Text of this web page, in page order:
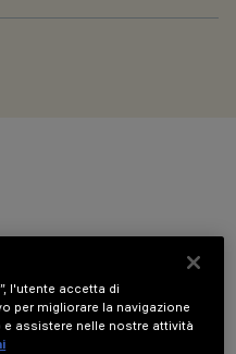
l'utente accetta di
per migliorare la navigazione
assistere nelle nostre attività